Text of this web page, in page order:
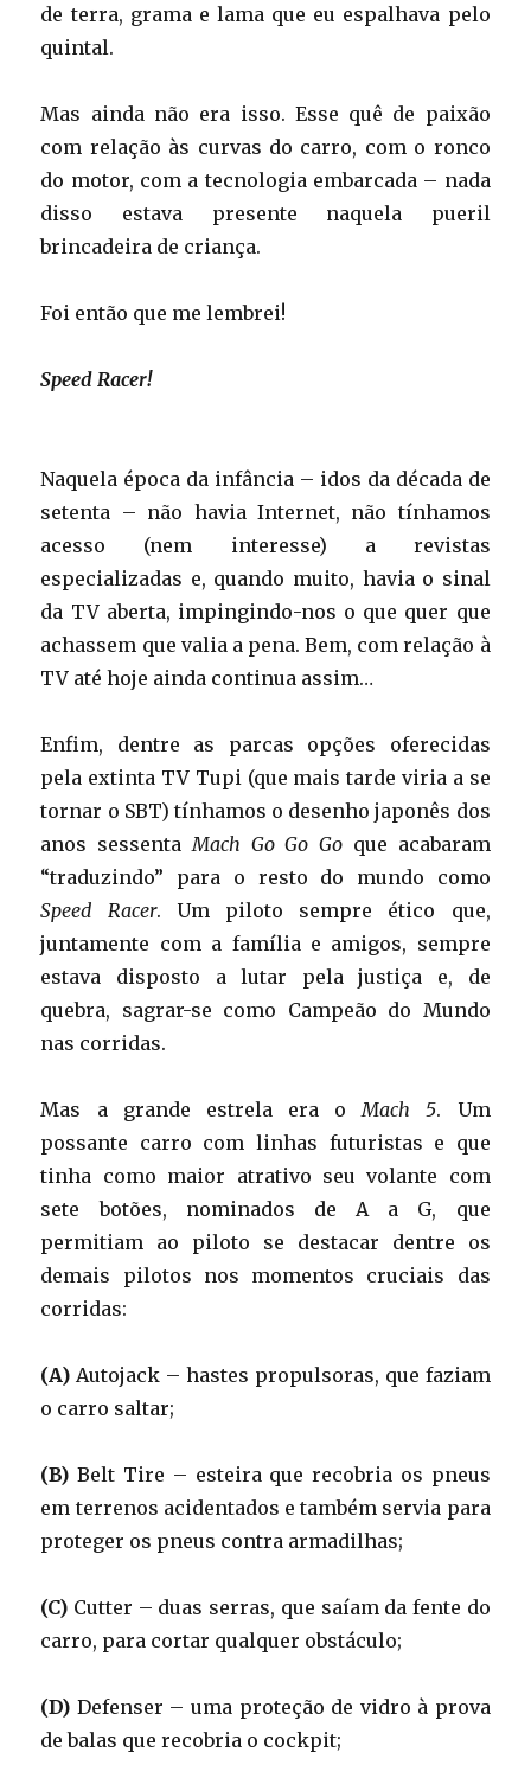
de terra, grama e lama que eu espalhava pelo
quintal.
Mas ainda não era isso. Esse quê de paixão
com relação às curvas do carro, com o ronco
do motor, com a tecnologia embarcada – nada
disso estava presente naquela pueril
brincadeira de criança.
Foi então que me lembrei!
Speed Racer!
Naquela época da infância – idos da década de
setenta – não havia Internet, não tínhamos
acesso (nem interesse) a revistas
especializadas e, quando muito, havia o sinal
da TV aberta, impingindo-nos o que quer que
achassem que valia a pena. Bem, com relação à
TV até hoje ainda continua assim…
Enfim, dentre as parcas opções oferecidas
pela extinta TV Tupi (que mais tarde viria a se
tornar o SBT) tínhamos o desenho japonês dos
anos sessenta Mach Go Go Go que acabaram
“traduzindo” para o resto do mundo como
Speed Racer. Um piloto sempre ético que,
juntamente com a família e amigos, sempre
estava disposto a lutar pela justiça e, de
quebra, sagrar-se como Campeão do Mundo
nas corridas.
Mas a grande estrela era o Mach 5. Um
possante carro com linhas futuristas e que
tinha como maior atrativo seu volante com
sete botões, nominados de A a G, que
permitiam ao piloto se destacar dentre os
demais pilotos nos momentos cruciais das
corridas:
(A) Autojack – hastes propulsoras, que faziam
o carro saltar;
(B) Belt Tire – esteira que recobria os pneus
em terrenos acidentados e também servia para
proteger os pneus contra armadilhas;
(C) Cutter – duas serras, que saíam da fente do
carro, para cortar qualquer obstáculo;
(D) Defenser – uma proteção de vidro à prova
de balas que recobria o cockpit;